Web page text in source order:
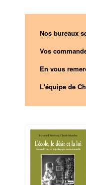
Nos bureaux
Vos
En vous
L'équipe de